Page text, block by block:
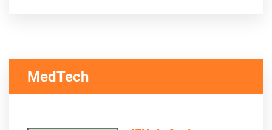
MedTech